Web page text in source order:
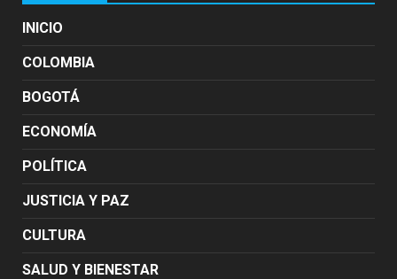
INICIO
COLOMBIA
BOGOTÁ
ECONOMÍA
POLÍTICA
JUSTICIA Y PAZ
CULTURA
SALUD Y BIENESTAR